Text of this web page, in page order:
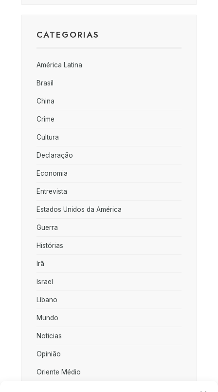
CATEGORIAS
América Latina
Brasil
China
Crime
Cultura
Declaração
Economia
Entrevista
Estados Unidos da América
Guerra
Histórias
Irã
Israel
Líbano
Mundo
Noticias
Opinião
Oriente Médio